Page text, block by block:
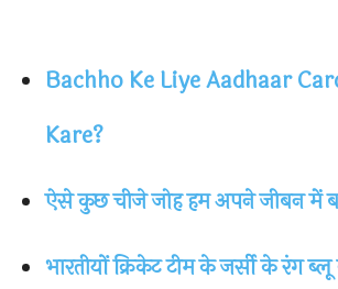
Bachho Ke Liye Aadhaar
Kare?
ऐसे कुछ चीजे जोह हम अपने जीबन में
भारतीयों क्रिकेट टीम के जर्सी के रंग